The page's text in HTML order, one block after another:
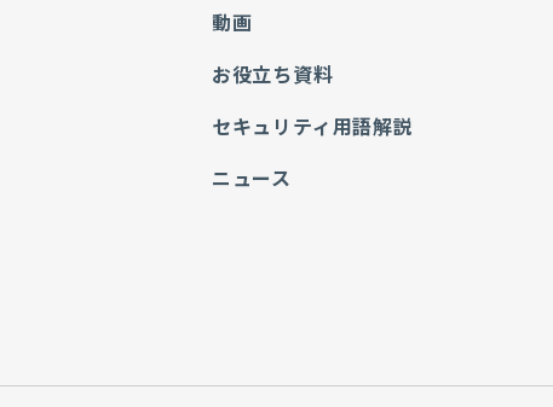
動画
お役立ち資料
セキュリティ用語解説
ニュース